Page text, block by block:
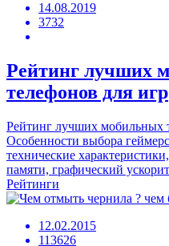
14.08.2019
3732
Рейтинг лучших
телефонов для игр
Рейтинг лучших мобильных
Особенности выбора
технические
памяти, графический
Рейтинги
12.02.2015
113626